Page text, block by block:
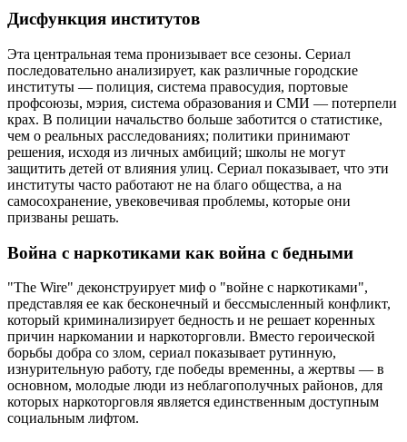
Дисфункция институтов
Эта центральная тема пронизывает все сезоны. Сериал
последовательно анализирует, как различные городские
институты — полиция, система правосудия, портовые
профсоюзы, мэрия, система образования и СМИ — потерпели
крах. В полиции начальство больше заботится о статистике,
чем о реальных расследованиях; политики принимают
решения, исходя из личных амбиций; школы не могут
защитить детей от влияния улиц. Сериал показывает, что эти
институты часто работают не на благо общества, а на
самосохранение, увековечивая проблемы, которые они
призваны решать.
Война с наркотиками как война с бедными
"The Wire" деконструирует миф о "войне с наркотиками",
представляя ее как бесконечный и бессмысленный конфликт,
который криминализирует бедность и не решает коренных
причин наркомании и наркоторговли. Вместо героической
борьбы добра со злом, сериал показывает рутинную,
изнурительную работу, где победы временны, а жертвы — в
основном, молодые люди из неблагополучных районов, для
которых наркоторговля является единственным доступным
социальным лифтом.